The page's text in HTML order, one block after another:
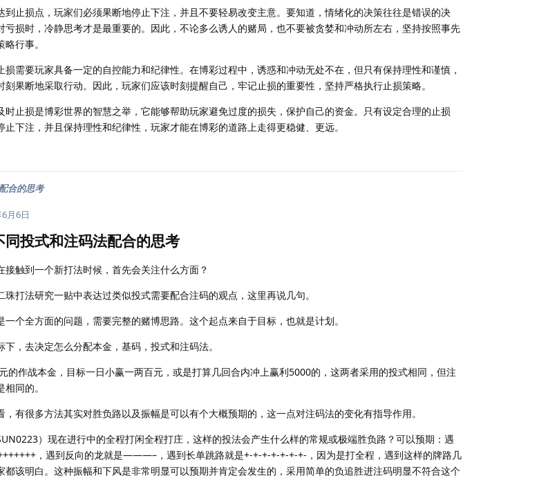
到止损点，玩家们必须果断地停止下注，并且不要轻易改变主意。要知道，情绪化的决策往往是错误的决
亏损时，冷静思考才是最重要的。因此，不论多么诱人的赌局，也不要被贪婪和冲动所左右，坚持按照事先
行事。
损需要玩家具备一定的自控能力和纪律性。在博彩过程中，诱惑和冲动无处不在，但只有保持理性和谨慎，
刻果断地采取行动。因此，玩家们应该时刻提醒自己，牢记止损的重要性，坚持严格执行止损策略。
时止损是博彩世界的智慧之举，它能够帮助玩家避免过度的损失，保护自己的资金。只有设定合理的止损
止下注，并且保持理性和纪律性，玩家才能在博彩的道路上走得更稳健、更远。
合的思考
月6日
同投式和注码法配合的思考
接触到一个新打法时候，首先会关注什么方面？
珠打法研究一贴中表达过类似投式需要配合注码的观点，这里再说几句。
一个全方面的问题，需要完整的赌博思路。这个起点来自于目标，也就是计划。
下，去决定怎么分配本金，基码，投式和注码法。
的作战本金，目标一日小赢一两百元，或是打算几回合内冲上赢利5000的，这两者采用的投式相同，但注
同的。
，有很多方法其实对胜负路以及振幅是可以有个大概预期的，这一点对注码法的变化有指导作用。
）现在进行中的全程打闲全程打庄，这样的投法会产生什么样的常规或极端胜负路？可以预期：遇
，遇到反向的龙就是———–，遇到长单跳路就是+-+-+-+-+-+-+-，因为是打全程，遇到这样的牌路几
都该明白。这种振幅和下风是非常明显可以预期并肯定会发生的，采用简单的负追胜进注码明显不符合这个